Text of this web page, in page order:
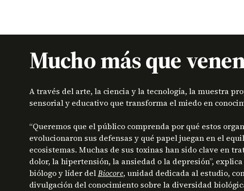
Mucho más que
A través del arte, la ciencia y la tecnología, la muestra
sensorial y educativo que transforma el miedo en
“Queremos que el público comprenda por qué estos
evolucionaron sus defensas y qué papel juegan en el
ecosistemas. Muchas de sus toxinas han sido clave en
dolor, la hipertensión, la ansiedad o la depresión”,
biólogo y líder delBiocore,unidad dedicada al estudio,
divulgación del conocimiento sobre la diversidad